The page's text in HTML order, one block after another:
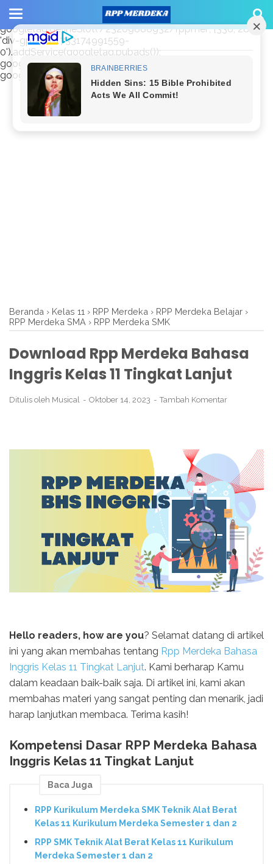
window.googletag = window.googletag || {cmd: []};
googletag.cmd.push(function() {
googletag.defineSlot('/23209888932/rppmer', [336, 280],
'div-gpt-ad-1733174991559-
0').addService(googletag.pubads());
googletag.pubads().enableSingleRequest();
googletag.enableServices(); });
Beranda › Kelas 11 › RPP Merdeka › RPP Merdeka Belajar ›
RPP Merdeka SMA › RPP Merdeka SMK
Download Rpp Merdeka Bahasa
Inggris Kelas 11 Tingkat Lanjut
Ditulis oleh Musical Oktober 14, 2023 Tambah Komentar
Hello readers, how are you? Selamat datang di artikel
ini yang akan membahas tentang Rpp Merdeka Bahasa
Inggris Kelas 11 Tingkat Lanjut. Kami berharap Kamu
dalam keadaan baik-baik saja. Di artikel ini, kami akan
membahas materi yang sangat penting dan menarik, jadi
harap lanjutkan membaca. Terima kasih!
Kompetensi Dasar RPP Merdeka Bahasa
Inggris Kelas 11 Tingkat Lanjut
Baca Juga
RPP Kurikulum Merdeka SMK Teknik Alat Berat
Kelas 11 Kurikulum Merdeka Semester 1 dan 2
RPP SMK Teknik Alat Berat Kelas 11 Kurikulum
Merdeka Semester 1 dan 2